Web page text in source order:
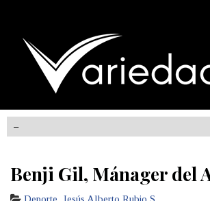
Benji Gil, Mánager del